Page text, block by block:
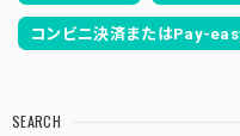
コンビニ決済またはPay-
SEARCH